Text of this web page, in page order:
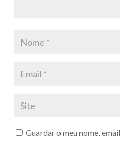
Guardar o meu nome,